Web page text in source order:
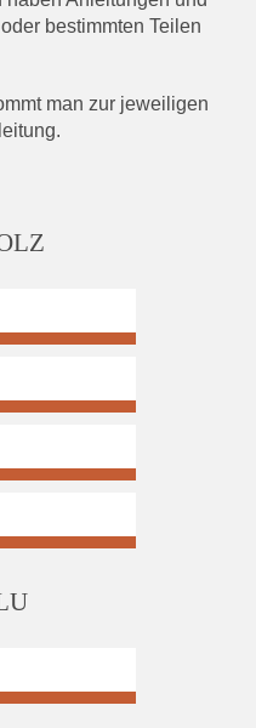
bestimmten Teilen
man zur jeweiligen